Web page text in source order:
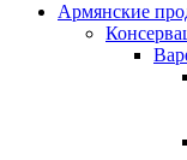
Армянские